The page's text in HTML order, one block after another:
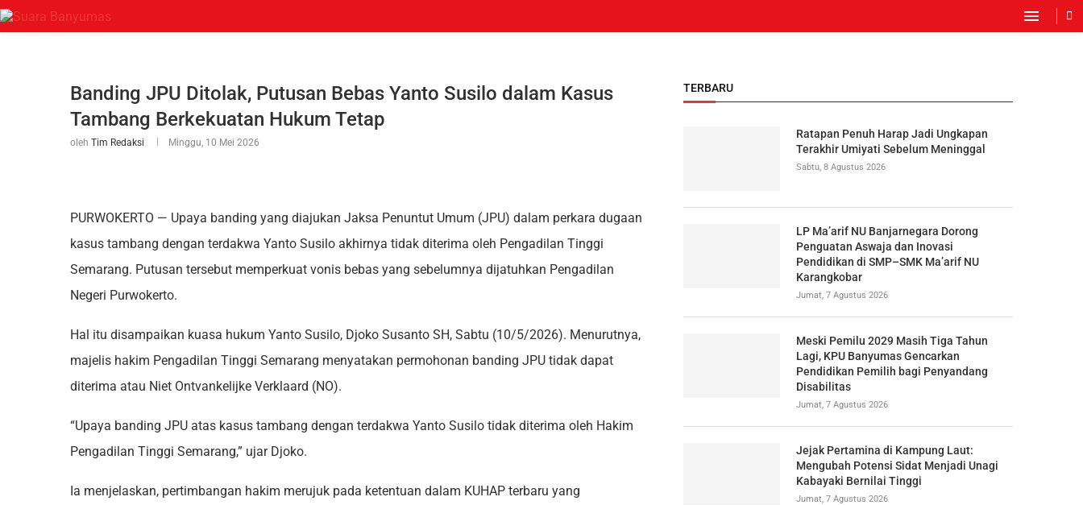
Banding JPU Ditolak, Putusan Bebas Yanto Susilo dalam Kasus
Tambang Berkekuatan Hukum Tetap
oleh Tim Redaksi Minggu, 10 Mei 2026
PURWOKERTO — Upaya banding yang diajukan Jaksa Penuntut Umum (JPU) dalam perkara dugaan
kasus tambang dengan terdakwa Yanto Susilo akhirnya tidak diterima oleh Pengadilan Tinggi
Semarang. Putusan tersebut memperkuat vonis bebas yang sebelumnya dijatuhkan Pengadilan
Negeri Purwokerto.
Hal itu disampaikan kuasa hukum Yanto Susilo, Djoko Susanto SH, Sabtu (10/5/2026). Menurutnya,
majelis hakim Pengadilan Tinggi Semarang menyatakan permohonan banding JPU tidak dapat
diterima atau Niet Ontvankelijke Verklaard (NO).
“Upaya banding JPU atas kasus tambang dengan terdakwa Yanto Susilo tidak diterima oleh Hakim
Pengadilan Tinggi Semarang,” ujar Djoko.
Ia menjelaskan, pertimbangan hakim merujuk pada ketentuan dalam KUHAP terbaru yang
TERBARU
Ratapan Penuh Harap Jadi Ungkapan
Terakhir Umiyati Sebelum Meninggal
Sabtu, 8 Agustus 2026
LP Ma’arif NU Banjarnegara Dorong
Penguatan Aswaja dan Inovasi
Pendidikan di SMP–SMK Ma’arif NU
Karangkobar
Jumat, 7 Agustus 2026
Meski Pemilu 2029 Masih Tiga Tahun
Lagi, KPU Banyumas Gencarkan
Pendidikan Pemilih bagi Penyandang
Disabilitas
Jumat, 7 Agustus 2026
Jejak Pertamina di Kampung Laut:
Mengubah Potensi Sidat Menjadi Unagi
Kabayaki Bernilai Tinggi
Jumat, 7 Agustus 2026